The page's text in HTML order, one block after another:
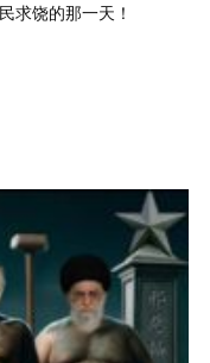
求饶的那一天！